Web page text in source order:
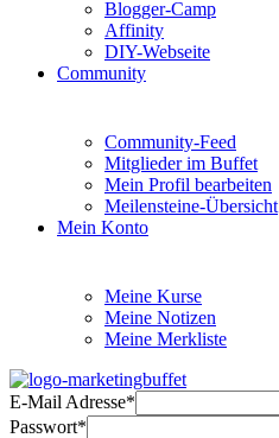
Blogger-Camp
Affinity
DIY-Webseite
Community
Community-Feed
Mitglieder im Buffet
Mein Profil bearbeiten
Meilensteine-Übersicht
Mein Konto
Meine Kurse
Meine Notizen
Meine Merkliste
E-Mail Adresse*
Passwort*